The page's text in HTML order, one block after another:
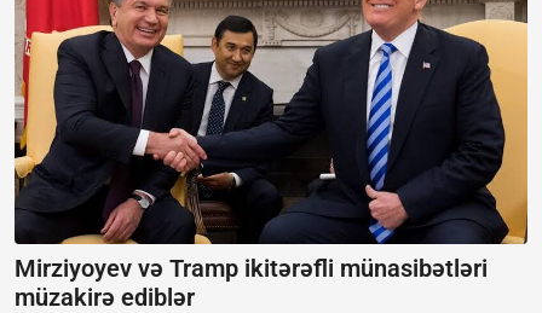
Mirziyoyev və Tramp ikitərəfli münasibətləri
müzakirə ediblər